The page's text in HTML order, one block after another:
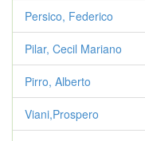
Persico, Federico
Pilar, Cecil Mariano
Pirro, Alberto
Viani,Prospero